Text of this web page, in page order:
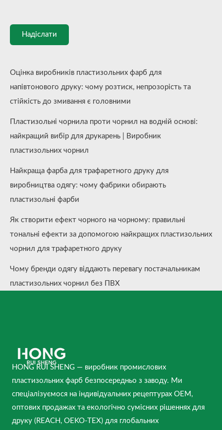
Надіслати
Оцінка виробників пластизольних фарб для
напівтонового друку: чому розтиск, непрозорість та
стійкість до змивання є головними
Пластизольні чорнила проти чорнил на водній основі:
найкращий вибір для друкарень | Виробник
пластизольних чорнил
Найкраща фарба для трафаретного друку для
виробництва одягу: чому фабрики обирають
пластизольні фарби
Як створити ефект чорного на чорному: правильні
тональні ефекти за допомогою найкращих пластизольних
чорнил для трафаретного друку
Чому бренди одягу віддають перевагу постачальникам
пластизольних чорнил без ПВХ
HONG RUI SHENG — виробник промислових
пластизольних фарб безпосередньо з заводу. Ми
спеціалізуємося на індивідуальних рецептурах OEM,
оптових продажах та екологічно сумісних рішеннях для
друку (REACH, OEKO-TEX) для глобальних